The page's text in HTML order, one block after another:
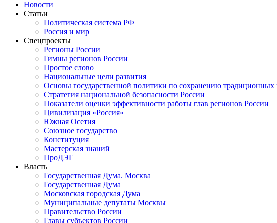
Новости
Статьи
Политическая система РФ
Россия и мир
Спецпроекты
Регионы России
Гимны регионов России
Простое слово
Национальные цели развития
Основы государственной политики по сохранению традиционных
Стратегия национальной безопасности России
Показатели оценки эффективности работы глав регионов России
Цивилизация «Россия»
Южная Осетия
Союзное государство
Конституция
Мастерская знаний
ПроДЭГ
Власть
Государственная Дума. Москва
Государственная Дума
Московская городская Дума
Муниципальные депутаты Москвы
Правительство России
Главы субъектов России